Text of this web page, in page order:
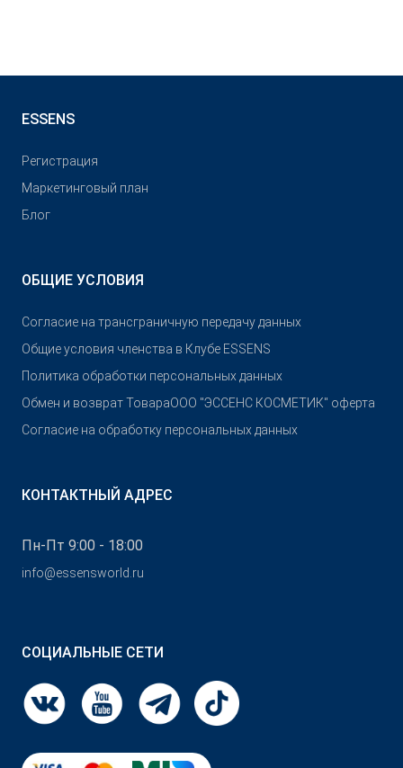
ESSENS
Pегистрация
Маркетинговый план
Блог
ОБЩИЕ УСЛОВИЯ
Согласие на трансграничную передачу данных
Общие условия членства в Клубе ESSENS
Политика обработки персональных данных
Обмен и возврат ТовараOOO "ЭССЕНС КОСМЕТИК" оферта
Согласие на обработку персональных данных
КОНТАКТНЫЙ АДРЕС
Пн-Пт 9:00 - 18:00
info@essensworld.ru
СОЦИАЛЬНЫЕ СЕТИ